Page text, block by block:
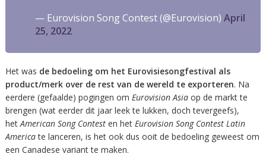
— Eurovision Song Contest (@Eurovision) April
25, 2022
Het was de bedoeling om het Eurovisiesongfestival als
product/merk over de rest van de wereld te exporteren. Na
eerdere (gefaalde) pogingen om Eurovision Asiaop de markt te
brengen (wat eerder dit jaar leek te lukken, doch tevergeefs),
hetAmerican Song Contesten het Eurovision Song Contest Latin
Americate lanceren, is het ook dus ooit de bedoeling geweest om
een Canadese variant te maken.